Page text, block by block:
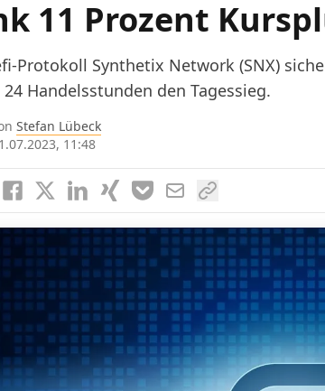
11 Prozent
Protokoll Synthetix Network (SNX)
Handelsstunden den Tagessieg.
Stefan Lübeck
11:48